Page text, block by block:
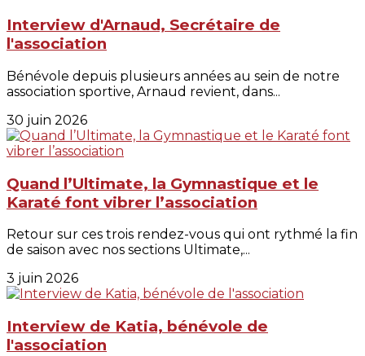
Interview d'Arnaud, Secrétaire de
l'association
Bénévole depuis plusieurs années au sein de notre
association sportive, Arnaud revient, dans...
30 juin 2026
Quand l’Ultimate, la Gymnastique et le
Karaté font vibrer l’association
Retour sur ces trois rendez-vous qui ont rythmé la fin
de saison avec nos sections Ultimate,...
3 juin 2026
Interview de Katia, bénévole de
l'association